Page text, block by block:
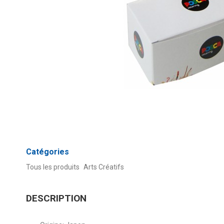
Catégories
Tous les produits Arts Créatifs
DESCRIPTION